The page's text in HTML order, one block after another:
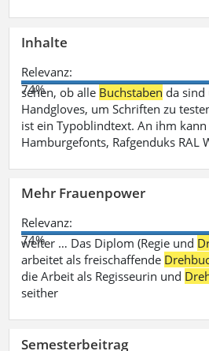
Inhalte
Relevanz:
74%
sehen, ob alle Buchstaben da
Handgloves, um Schriften zu
ist ein Typoblindtext. An ihm
Hamburgefonts, Rafgenduks RAL
Mehr Frauenpower
Relevanz:
74%
weiter … Das Diplom (Regie und
arbeitet als freischaffende
die Arbeit als Regisseurin und
seither
Semesterbeitrag